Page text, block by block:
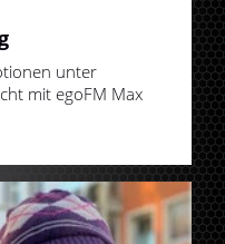
unter
mit egoFM Max